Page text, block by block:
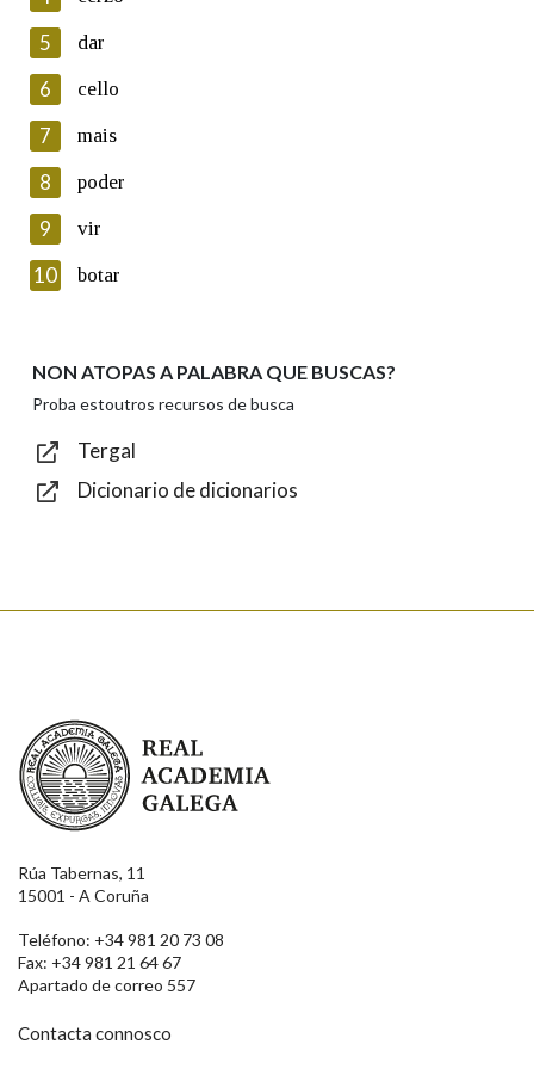
Lin e acepto as condicións da política de
Introduce o código que aparece na imaxe:
Texto de verificación
Enviar
5 dar
6 cello
7 mais
8 poder
9 vir
10 botar
NON ATOPAS A PALABRA QUE BUSCAS?
Proba estoutros recursos de busca
Tergal
Dicionario de dicionarios
Real Academia Galega
Rúa Tabernas, 11
15001 - A Coruña
Teléfono: +34 981 20 73 08
Fax: +34 981 21 64 67
Apartado de correo 557
Contacta connosco